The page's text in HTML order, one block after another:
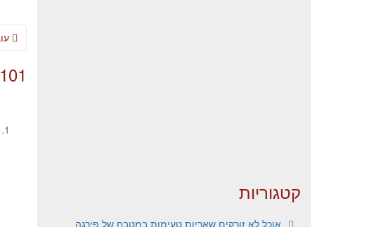
101 thoughts on “
קטגוריות
אוכל לא זורקים שאריות טעימות במטבח של פירגה